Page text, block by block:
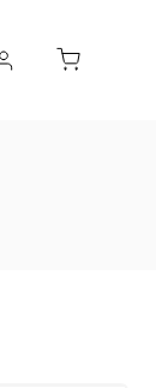
SETY